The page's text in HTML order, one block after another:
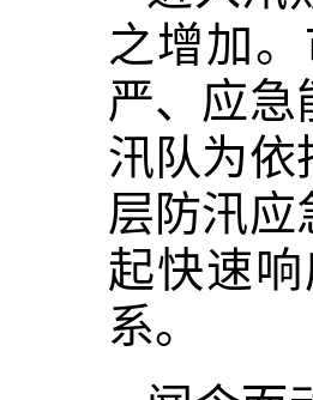
之增加
严、应急
汛队为依
层防汛应
起快速
系。